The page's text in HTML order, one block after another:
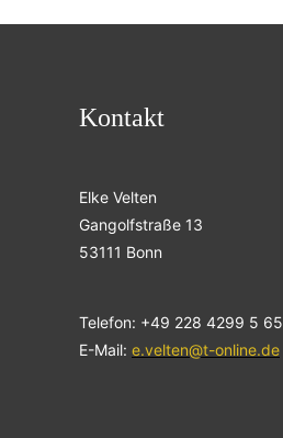
Kontakt
Elke Velten
Gangolfstraße 13
53111 Bonn
Telefon: +49 228 4299 5 65
E-Mail: e.velten@t-online.de